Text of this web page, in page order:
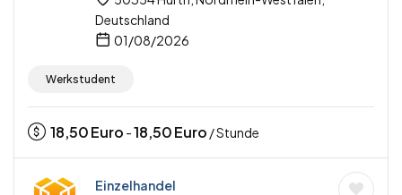
Deutschland
01/08/2026
Werkstudent
18,50Euro -18,50Euro / Stunde
Einzelhandel